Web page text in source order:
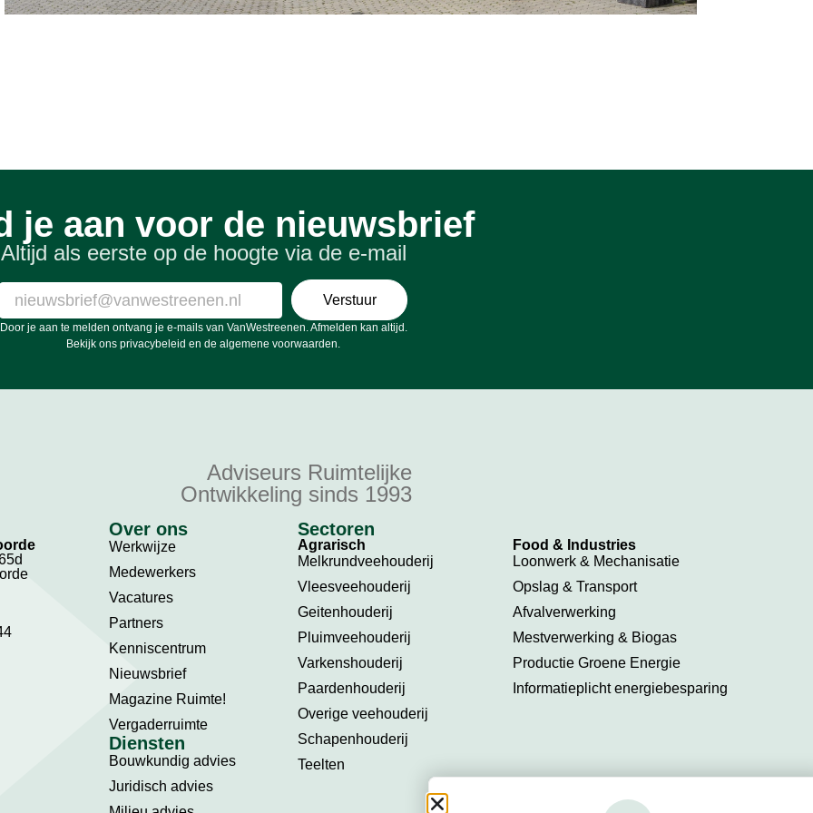
je aan voor de nieuwsbrief
Altijd als eerste op de hoogte via de e-mail
Verstuur
Door je aan te melden ontvang je e-mails van VanWestreenen. Afmelden kan altijd.
Bekijk ons privacybeleid en de algemene voorwaarden.
Adviseurs Ruimtelijke
Ontwikkeling sinds 1993
Over ons
Werkwijze
Medewerkers
Vacatures
Partners
Kenniscentrum
Nieuwsbrief
Magazine Ruimte!
Vergaderruimte
Diensten
Bouwkundig advies
Juridisch advies​
Sectoren
Agrarisch
Melkrundveehouderij
Vleesveehouderij
Geitenhouderij
Pluimveehouderij
Varkenshouderij
Paardenhouderij
Overige veehouderij
Schapenhouderij
Teelten
Food & Industries​
Loonwerk & Mechanisatie
Opslag & Transport
Afvalverwerking
Mestverwerking & Biogas
Productie Groene Energie
Informatieplicht energiebesparing